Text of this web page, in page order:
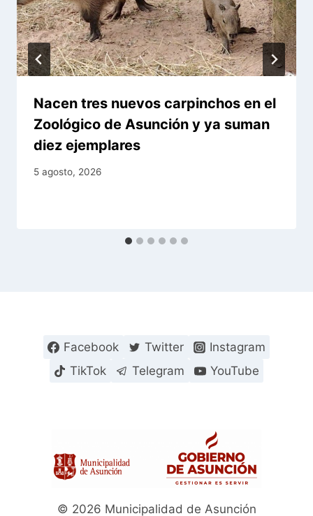
Nacen tres nuevos carpinchos en el
Zoológico de Asunción y ya suman
diez ejemplares
5 agosto, 2026
Facebook Twitter
Instagram
TikTok
Telegram YouTube
© 2026 Municipalidad de Asunción